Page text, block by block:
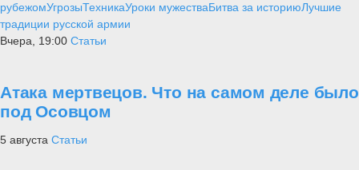
рубежомУгрозыТехникаУроки мужестваБитва за историюЛучшие
традиции русской армии
Вчера, 19:00 Статьи
Атака мертвецов. Что на самом деле было
под Осовцом
5 августа Статьи